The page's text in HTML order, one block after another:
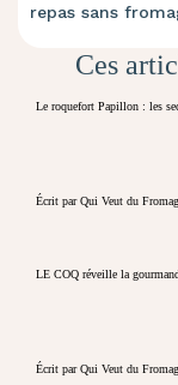
repas sans
Ces
Le roquefort Papillon : les
Écrit par Qui Veut du
LE COQ réveille la
Écrit par Qui Veut du